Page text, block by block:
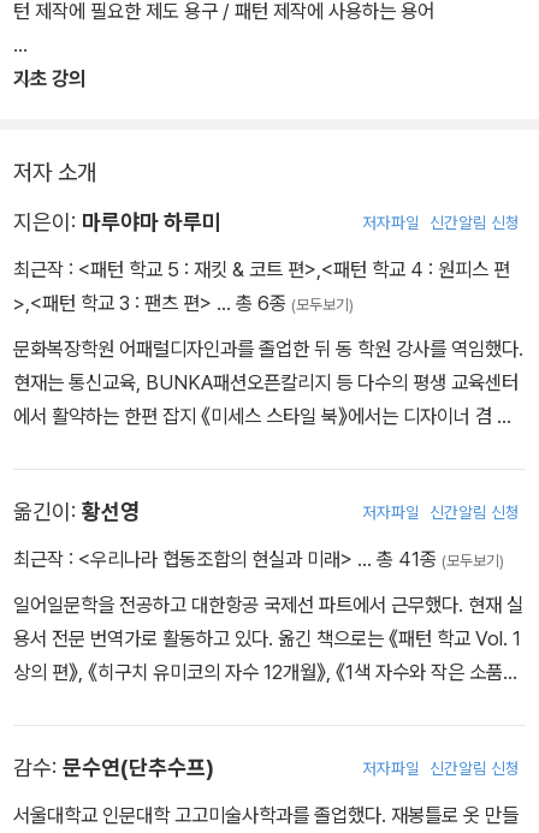
쉽게 패턴을 만들 수 있다. 또 길이 차이에 따른 외형 비교와 여유분
망라했다. 옷을 만드는 사람이라면 꼭 소장할 가치가 있는 패턴 매뉴
원피스를 만들 때 필요한 기본적인 박는 순서, 목둘레 안단 마무리(트
임 있는 경우, 숨김 지퍼 트임의 경우), 칼라 밴드 달린 셔츠 칼라와 셔
법, 소맷부리 마무리, 안감 넣는 법, 안감 패턴 만드는 법 등 반드시 알
아야 할 박음질 정보를 따로 모아서 꼼꼼하게 수록한 보존판 스페셜
부록도 처음 원피스 만들기에 도전하는 초보자에게 큰 도움이 될 것
이다.
턴 제작에 필요한 제도 용구 / 패턴 제작에 사용하는 용어
기초 강의
저자 소개
지은이: 마루야마 하루미 저자파일 신간알림 신청
최근작 : <패턴 학교 5 : 재킷 & 코트 편>,<패턴 학교 4 : 원피스 편
>,<패턴 학교 3 : 팬츠 편> … 총 6종 (모두보기)
문화복장학원 어패럴디자인과를 졸업한 뒤 동 학원 강사를 역임했다.
현재는 통신교육, BUNKA패션오픈칼리지 등 다수의 평생 교육센터
에서 활약하는 한편 잡지 《미세스 스타일 북》에서는 디자이너 겸 칼
은 이들과 함께 공유하는 데 열정을 쏟고 있다. 특히 《패턴 학교》 시
리즈는 그녀만의 전문적인 기술과 요령이 집약된 결과물로, 취미로
큰 힘이 될 것이다.
옮긴이: 황선영 저자파일 신간알림 신청
최근작 : <우리나라 협동조합의 현실과 미래> … 총 41종 (모두보기)
일어일문학을 전공하고 대한항공 국제선 파트에서 근무했다. 현재 실
용서 전문 번역가로 활동하고 있다. 옮긴 책으로는 《패턴 학교 Vol. 1
상의 편》, 《히구치 유미코의 자수 12개월》, 《1색 자수와 작은 소품》,
《그린스무디를 시작하자》 등이 있다.
감수: 문수연(단추수프) 저자파일 신간알림 신청
서울대학교 인문대학 고고미술사학과를 졸업했다. 재봉틀로 옷 만들